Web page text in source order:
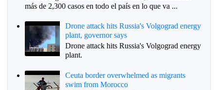
más de 2,300 casos en todo el país en lo que va ...
Drone attack hits Russia's Volgograd energy
plant, governor says
Drone attack hits Russia's Volgograd energy
plant.
Ceuta border overwhelmed as migrants
swim from Morocco